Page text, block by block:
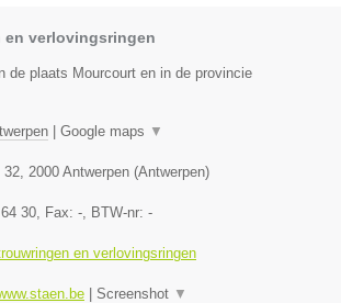
en verlovingsringen
de plaats Mourcourt en in de provincie
Google maps ▼
32 2000 Antwerpen (Antwerpen)
30 , Fax: - , BTW-nr: -
en verlovingsringen
Screenshot ▼